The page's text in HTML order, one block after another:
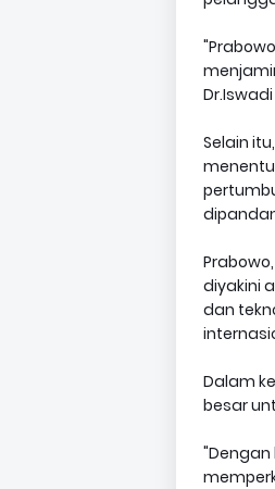
Dr.Iswadi
Selain
diyakini
dan
Dalam
besar